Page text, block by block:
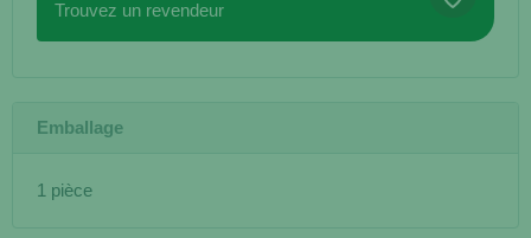
Trouvez un revendeur
Emballage
1 pièce